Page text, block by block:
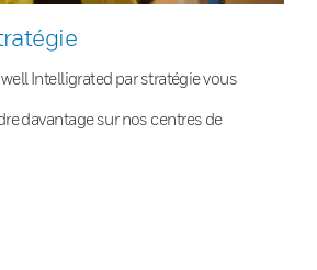
Intelligrated par stratégie vous
davantage sur nos centres de